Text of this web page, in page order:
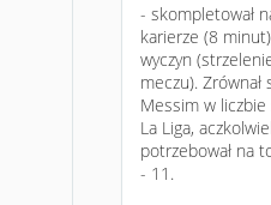
- skompletował
karierze (8
wyczyn
meczu).
Messim w
La Liga,
potrzebował na
- 11.